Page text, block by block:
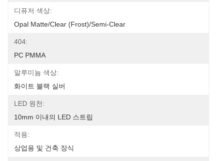
디퓨저 색상:
Opal Matte/Clear (Frost)/Semi-Clear
404:
PC PMMA
알루미늄 색상:
화이트 블랙 실버
LED 원천:
10mm 이내의 LED 스트립
적용:
상업용 및 건축 장식